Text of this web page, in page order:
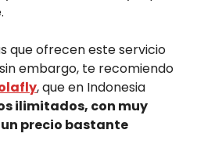
que ofrecen este servicio
embargo, te recomiendo
, que en Indonesia
ilimitados, con muy
precio bastante